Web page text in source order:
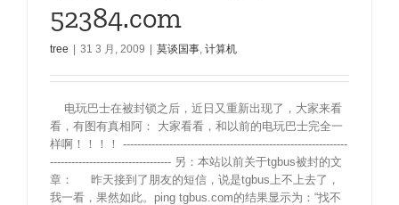
52384.com
tree 31 3 月, 2009 莫谈国事, 计算机
电玩巴士在被封锁之后，近日又重新出现了，大家来看
看，有图有真相阿： 大家看看，和以前的电玩巴士完全一
样啊！！！！ ---------------------------------------------------------------
---------------------------------- 另：本站以前关于tgbus被封的文
章： 昨天接到了朋友的短信，说是tgbus上不上去了，
我一看，果然如此。ping tgbus.com的结果显示为：“找不